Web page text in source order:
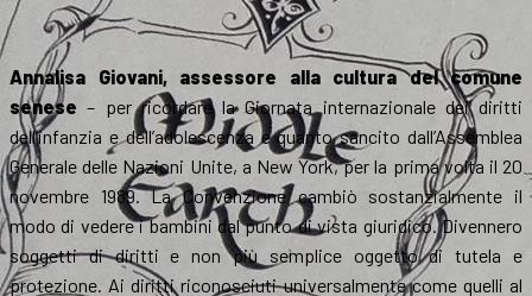
Annalisa Giovani, assessore alla cultura del comune
senese – per ricordare la Giornata internazionale dei diritti
dell’infanzia e dell’adolescenza e quanto sancito dall’Assemblea
Generale delle Nazioni Unite, a New York, per la prima volta il 20
novembre 1989. La Convenzione cambiò sostanzialmente il
modo di vedere i bambini dal punto di vista giuridico. Divennero
soggetti di diritti e non più semplice oggetto di tutela e
protezione. Ai diritti riconosciuti universalmente come quelli al